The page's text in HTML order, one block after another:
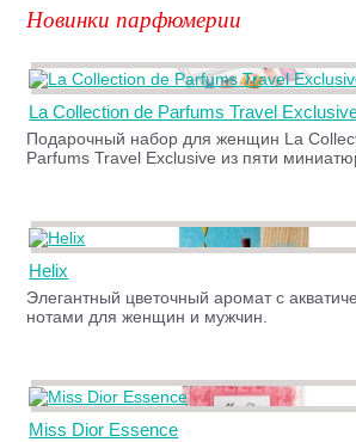
Новинки парфюмерии
La Collection de Parfums Travel
Подарочный набор для женщин La
Parfums Travel Exclusive из пяти
Helix
Элегантный цветочный аромат с
нотами для женщин и мужчин.
Miss Dior Essence